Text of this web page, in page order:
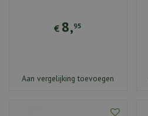
€ 8,95
Aan vergelijking toevoegen